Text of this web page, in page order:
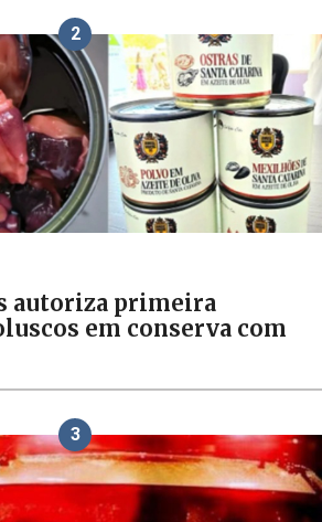
2
autoriza primeira
em conserva com
3